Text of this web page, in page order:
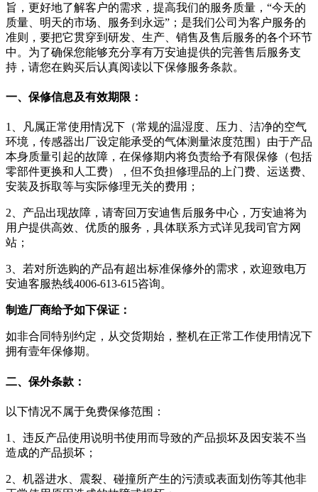
旨，更好地了解客户的需求，提高我们的服务质量，“今天的
质量、明天的市场、服务到永远”；是我们公司为客户服务的
准则，要把它贯穿到研发、生产、销售及售后服务的各个环节
中。为了确保您能够充分享有万安迪提供的完善售后服务支
持，请您在购买后认真阅读以下保修服务条款。
一、保修信息及有效期限：
1、凡属正常使用情况下（常规的温湿度、压力、洁净的空气
环境，传感器出厂设定能承受的气体测量浓度范围）由于产品
本身质量引起的故障，在保修期内将负责给予有限保修（包括
零部件更换和人工费），但不负担修理品的上门费、运送费、
安装及拆取等与实际修理无关的费用；
2、产品出现故障，请寄回万安迪售后服务中心，万安迪将为
用户提供高效、优质的服务，具体联系方式详见我司官方网
站；
3、若对所选购的产品有超出标准保修外的需求，欢迎致电万
安迪客服热线4006-613-615咨询。
制造厂商给予如下保证：
如非合同特别约定，从交货期始，整机在正常工作使用情况下
拥有壹年保修期。
二、保外条款：
以下情况不属于免费保修范围：
1、违反产品使用说明书使用而导致的产品损坏及因安装不当
造成的产品损坏；
2、机器进水、震裂、碰撞所产生的污渍或表面划伤等其他非